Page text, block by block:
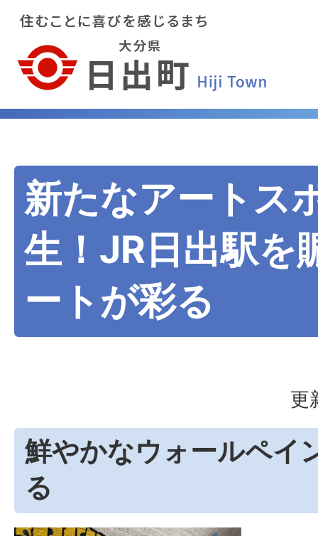
新たなアートス
生！JR日出駅を
ートが彩る
更
鮮やかなウォールペイ
る